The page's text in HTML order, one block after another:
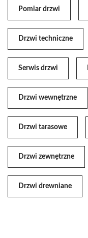
Pomiar drzwi
Drzwi techniczne
Serwis drzwi
Drzwi wewnętrzne
Drzwi tarasowe
Drzwi zewnętrzne
Drzwi drewniane